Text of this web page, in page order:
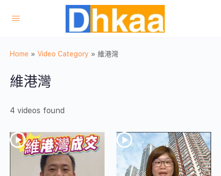
Home » Video Category » 維港灣
維港灣
4 videos found